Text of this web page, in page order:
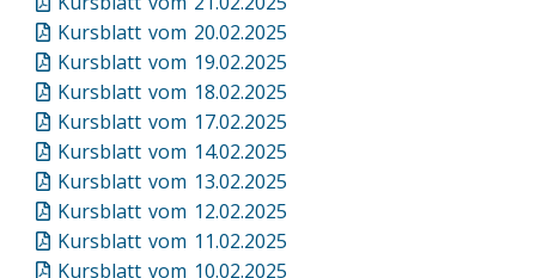
Kursblatt vom 20.02.2025
Kursblatt vom 19.02.2025
Kursblatt vom 18.02.2025
Kursblatt vom 17.02.2025
Kursblatt vom 14.02.2025
Kursblatt vom 13.02.2025
Kursblatt vom 12.02.2025
Kursblatt vom 11.02.2025
Kursblatt vom 10.02.2025